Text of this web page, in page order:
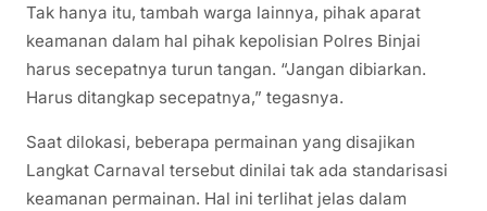
Tak hanya itu, tambah warga lainnya, pihak aparat
keamanan dalam hal pihak kepolisian Polres Binjai
harus secepatnya turun tangan. “Jangan dibiarkan.
Harus ditangkap secepatnya,” tegasnya.
Saat dilokasi, beberapa permainan yang disajikan
Langkat Carnaval tersebut dinilai tak ada standarisasi
keamanan permainan. Hal ini terlihat jelas dalam